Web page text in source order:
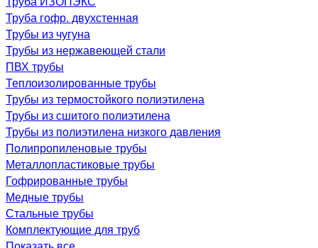
Труба гофр. двухстенная
Трубы из чугуна
Трубы из нержавеющей стали
ПВХ трубы
Теплоизолированные трубы
Трубы из термостойкого полиэтилена
Трубы из сшитого полиэтилена
Трубы из полиэтилена низкого давления
Полипропиленовые трубы
Металлопластиковые трубы
Гофрированные трубы
Медные трубы
Стальные трубы
Комплектующие для труб